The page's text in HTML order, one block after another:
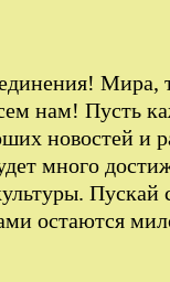
Мира,
нам! Пусть
новостей и
много
остаются